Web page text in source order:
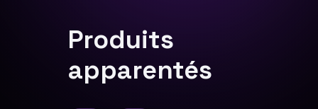
Produits
apparentés